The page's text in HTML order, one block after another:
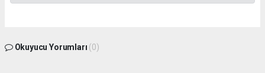
Okuyucu Yorumları (0)